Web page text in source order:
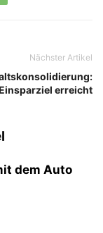
Nächster Artikel
erreicht
dem Auto